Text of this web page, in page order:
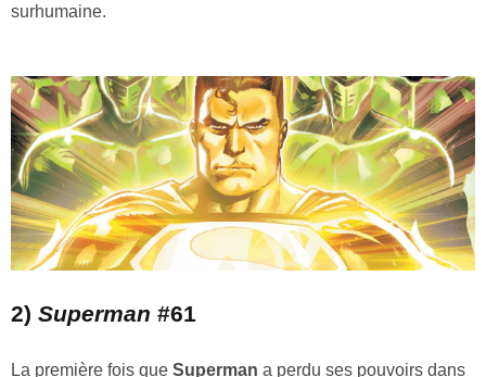
surhumaine.
2) Superman #61
La première fois que Superman a perdu ses pouvoirs dans